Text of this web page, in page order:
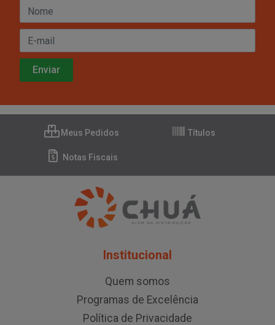
Meus Pedidos Títulos
Notas Fiscais
Institucional
Quem somos
Programas de Excelência
Política de Privacidade